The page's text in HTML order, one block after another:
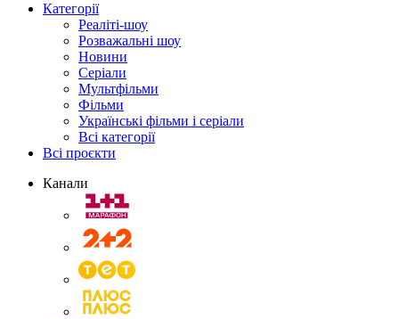
Категорії
Реаліті-шоу
Розважальні шоу
Новини
Серіали
Мультфільми
Фільми
Українські фільми і серіали
Всі категорії
Всі проєкти
Канали